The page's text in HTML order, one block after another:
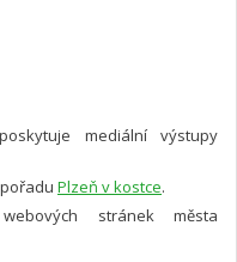
mediální výstupy
Plzeň v kostce.
stránek města